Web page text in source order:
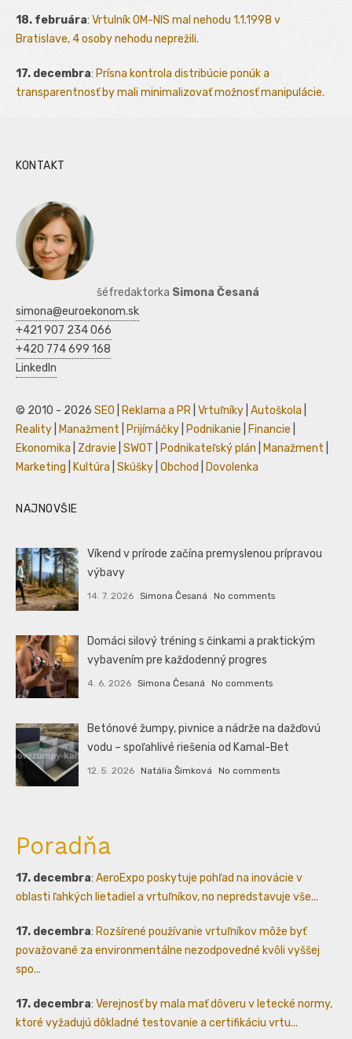
18. februára: Vrtulník OM-NIS mal nehodu 1.1.1998 v
Bratislave, 4 osoby nehodu neprežili.
17. decembra: Prísna kontrola distribúcie ponúk a
transparentnosť by mali minimalizovať možnosť manipulácie.
KONTAKT
šéfredaktorka Simona Česaná
simona@euroekonom.sk
+421 907 234 066
+420 774 699 168
LinkedIn
© 2010 - 2026 SEO Reklama a PR Vrtuľníky Autoškola
Reality
Manažment Prijímáčky Podnikanie Financie
Ekonomika
Zdravie SWOT Podnikateľský plán Manažment
Marketing
Kultúra Skúšky Obchod Dovolenka
NAJNOVŠIE
Víkend v prírode začína premyslenou prípravou
výbavy
14. 7. 2026 Simona Česaná No comments
Domáci silový tréning s činkami a praktickým
vybavením pre každodenný progres
4. 6. 2026 Simona Česaná No comments
Betónové žumpy, pivnice a nádrže na dažďovú
vodu – spoľahlivé riešenia od Kamal-Bet
12. 5. 2026 Natália Šimková No comments
Poradňa
17. decembra: AeroExpo poskytuje pohľad na inovácie v
oblasti ľahkých lietadiel a vrtuľníkov, no nepredstavuje vše...
17. decembra: Rozšírené používanie vrtuľníkov môže byť
považované za environmentálne nezodpovedné kvôli vyššej
spo...
17. decembra: Verejnosť by mala mať dôveru v letecké normy,
ktoré vyžadujú dôkladné testovanie a certifikáciu vrtu...